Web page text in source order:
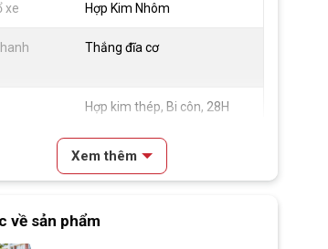
xe Hợp Kim Nhôm
Thắng đĩa cơ
Hợp kim thép, Bi côn, 28H
Hợp kim nhôm, 2cm
18x2.125
Hợp kim thép, cốt vuông, Bạc
Xem thêm
về sản phẩm